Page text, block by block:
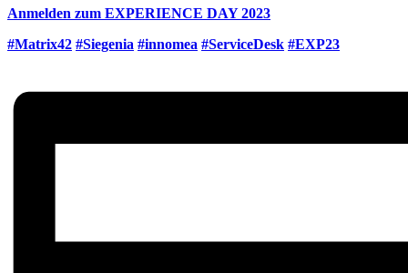
Anmelden zum EXPERIENCE DAY 2023
#Matrix42 #Siegenia #innomea #ServiceDesk #EXP23